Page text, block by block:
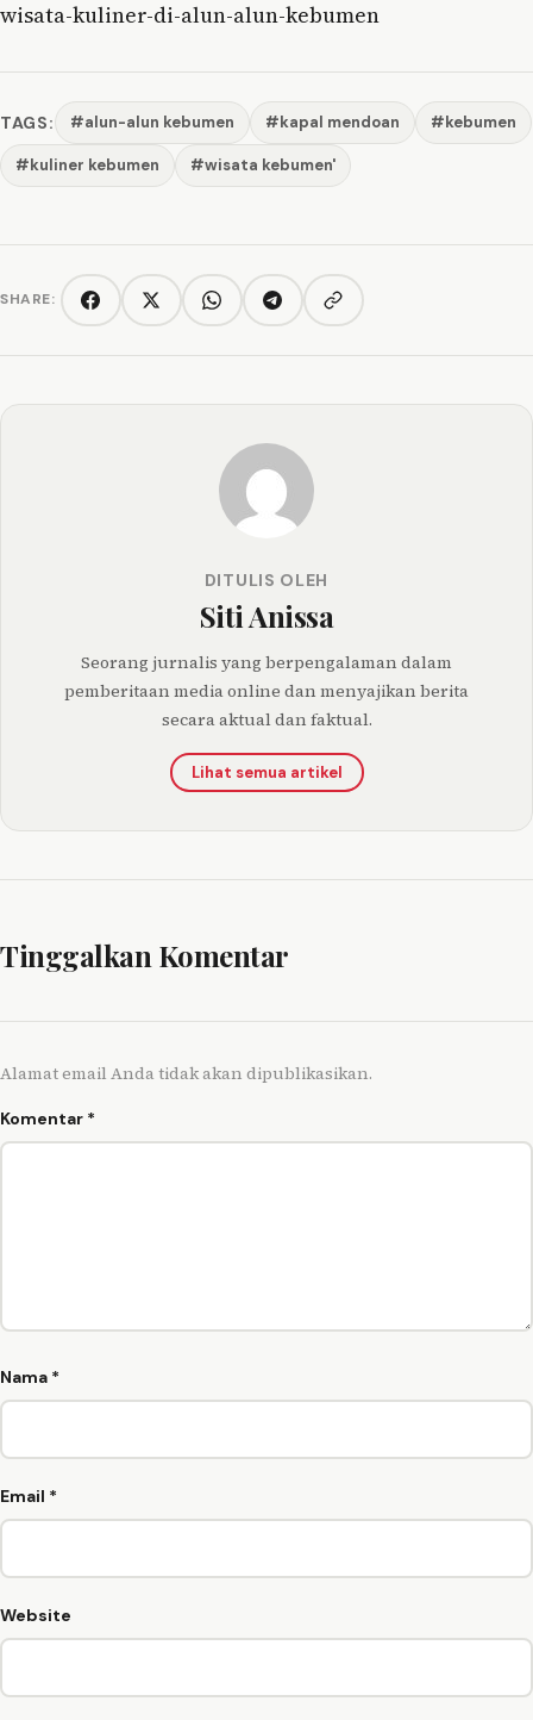
wisata-kuliner-di-alun-alun-kebumen
TAGS: #alun-alun kebumen #kapal mendoan #kebumen
#kuliner kebumen #wisata kebumen'
SHARE: FacebookTwitter/XWhatsAppTelegramCopy link
DITULIS OLEH
Siti Anissa
Seorang jurnalis yang berpengalaman dalam
pemberitaan media online dan menyajikan berita
secara aktual dan faktual.
Lihat semua artikel
Tinggalkan Komentar
Alamat email Anda tidak akan dipublikasikan.
Komentar *
Nama *
Email *
Website